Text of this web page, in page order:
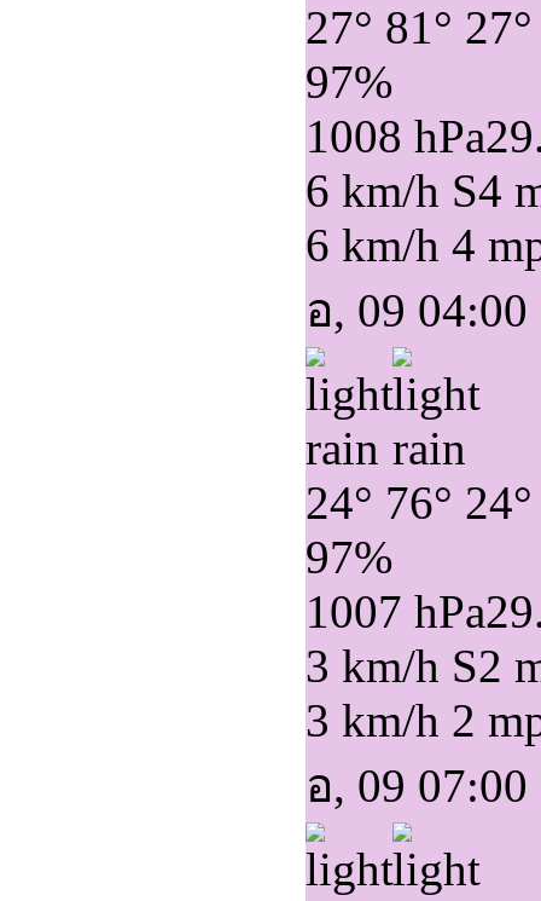
27° 81° 27°
97%
1008 hPa
6 km/h S4
6 km/h 4
อ, 09 04:00
24° 76° 24°
97%
1007 hPa
3 km/h S2
3 km/h 2
อ, 09 07:00